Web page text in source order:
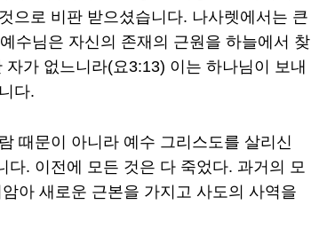
으로 비판 받으셨습니다. 나사렛에서는 큰
수님은 자신의 존재의 근원을 하늘에서 찾
가 없느니라(요3:13) 이는 하나님이 보내
다.
때문이 아니라 예수 그리스도를 살리신
. 이전에 모든 것은 다 죽었다. 과거의 모
아 새로운 근본을 가지고 사도의 사역을